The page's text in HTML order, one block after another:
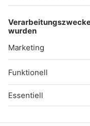
Unexpected
at https://chat-